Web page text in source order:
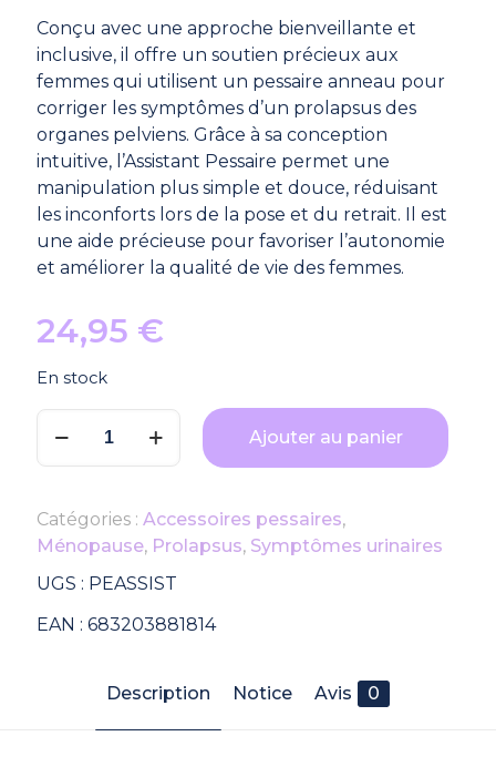
Conçu avec une approche bienveillante et
inclusive, il offre un soutien précieux aux
femmes qui utilisent un pessaire anneau pour
corriger les symptômes d’un prolapsus des
organes pelviens. Grâce à sa conception
intuitive, l’Assistant Pessaire permet une
manipulation plus simple et douce, réduisant
les inconforts lors de la pose et du retrait. Il est
une aide précieuse pour favoriser l’autonomie
et améliorer la qualité de vie des femmes.
24,95 €
En stock
quantité
Assistant
-
Aide
à
manipulation
Pessaire
Ajouter au panier
EAN : 683203881814
UGS : PEASSIST
Catégories : Accessoires pessaires,
Ménopause, Prolapsus, Symptômes urinaires
Description Notice Avis 0